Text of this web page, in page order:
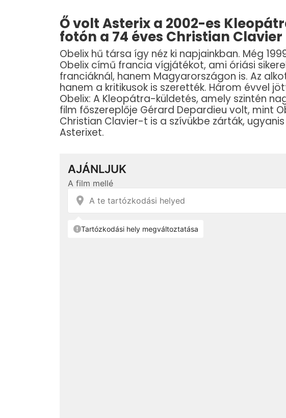
Ő volt Asterix a 2002-es
fotón a 74 éves Christian Clavier
Obelix hű társa így néz ki napjainkban. Még
Obelix című francia vígjátékot, ami óriási
franciáknál, hanem Magyarországon is. Az
hanem a kritikusok is szerették. Három évvel
Obelix: A Kleopátra-küldetés, amely szintén
film főszereplője Gérard Depardieu volt, mint
Christian Clavier-t is a szívükbe zárták,
Asterixet.